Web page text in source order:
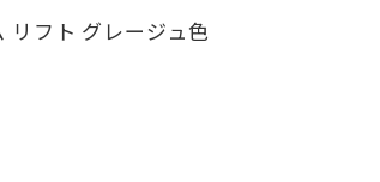
リフト グレージュ色